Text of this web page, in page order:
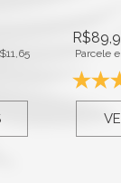
11,65
R$
Parcele